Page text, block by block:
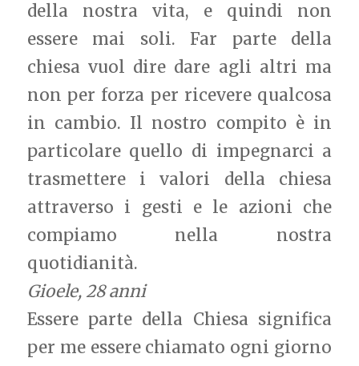
della nostra vita, e quindi non
essere mai soli. Far parte della
chiesa vuol dire dare agli altri ma
non per forza per ricevere qualcosa
in cambio. Il nostro compito è in
particolare quello di impegnarci a
trasmettere i valori della chiesa
attraverso i gesti e le azioni che
compiamo nella nostra
quotidianità.
Gioele, 28 anni
Essere parte della Chiesa significa
per me essere chiamato ogni giorno